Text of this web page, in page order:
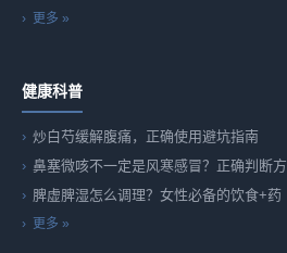
更多 »
健康科普
炒白芍缓解腹痛，正确使用避坑指南
鼻塞微咳不一定是风寒感冒？正确判断方
脾虚脾湿怎么调理？女性必备的饮食+药
更多 »